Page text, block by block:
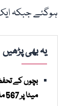
ہوگئے جبکہ
یہ بھی پڑھیں
بچوں کے
میٹا پر 567 ملین ڈالر کا جرمانہ عائد کر دیا